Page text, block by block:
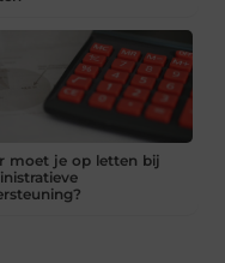
moet je op letten bij